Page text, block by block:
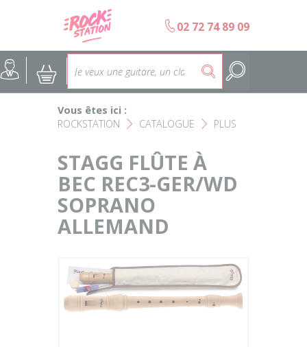
Choisir son instrument
Nos Magasins Rockstation
Guitares
Basses
Pianos & Claviers
Batteries & Percussions
Sonorisation & éclairage
Instruments à vent
b 02 72 74 89 09
@ 5 :
Vous êtes ici :
ROCKSTATION F CATALOGUE F PLUS
STAGG FLÛTE À
BEC REC3-GER/WD
SOPRANO
ALLEMAND
Panneau de gestion des cookies